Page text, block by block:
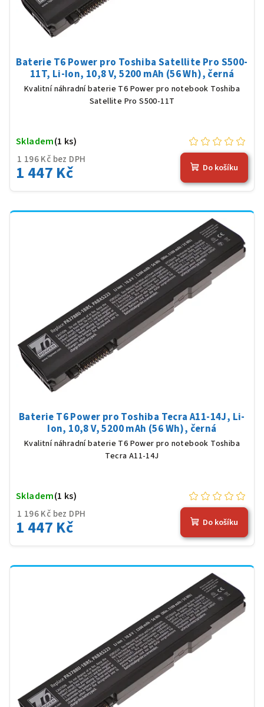
Baterie T6 Power pro Toshiba Satellite Pro S500-
11T, Li-Ion, 10,8 V, 5200 mAh (56 Wh), černá
Kvalitní náhradní baterie T6 Power pro notebook Toshiba
Satellite Pro S500-11T
1 196 Kč bez DPH
1 447 Kč
Skladem(1 ks)
Do košíku
Baterie T6 Power pro Toshiba Tecra A11-14J, Li-
Ion, 10,8 V, 5200 mAh (56 Wh), černá
Kvalitní náhradní baterie T6 Power pro notebook Toshiba
Tecra A11-14J
1 196 Kč bez DPH
1 447 Kč
Skladem(1 ks)
Do košíku